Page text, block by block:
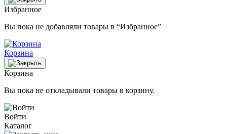
Избранное
Вы пока не добавляли товары в “Избранное”
Корзина
Корзина
Вы пока не откладывали товары в корзину.
Войти
Каталог